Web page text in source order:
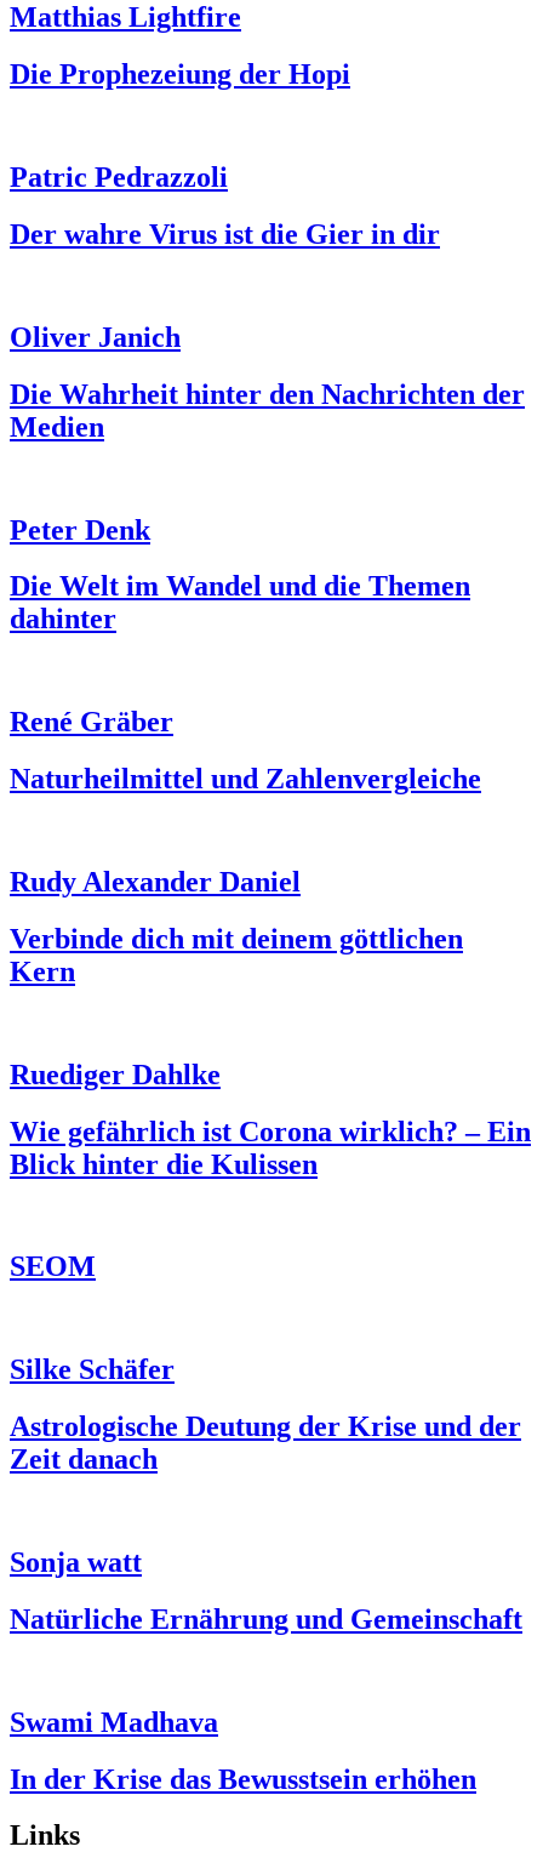
Matthias Lightfire
Die Prophezeiung der Hopi
Patric Pedrazzoli
Der wahre Virus ist die Gier in dir
Oliver Janich
Die Wahrheit hinter den Nachrichten der
Medien
Peter Denk
Die Welt im Wandel und die Themen
dahinter
René Gräber
Naturheilmittel und Zahlenvergleiche
Rudy Alexander Daniel
Verbinde dich mit deinem göttlichen
Kern
Ruediger Dahlke
Wie gefährlich ist Corona wirklich? – Ein
Blick hinter die Kulissen
SEOM
Silke Schäfer
Astrologische Deutung der Krise und der
Zeit danach
Sonja watt
Natürliche Ernährung und Gemeinschaft
Swami Madhava
In der Krise das Bewusstsein erhöhen
Links